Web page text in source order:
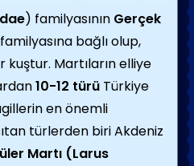
) familyasının Gerçek
bağlı olup,
kuştur. Martıların elliye
10-12 türü Türkiye
en önemli
türlerden biri Akdeniz
Martı (Larus